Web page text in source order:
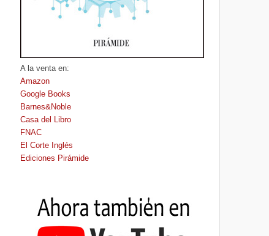
A la venta en:
Amazon
Google Books
Barnes&Noble
Casa del Libro
FNAC
El Corte Inglés
Ediciones Pirámide